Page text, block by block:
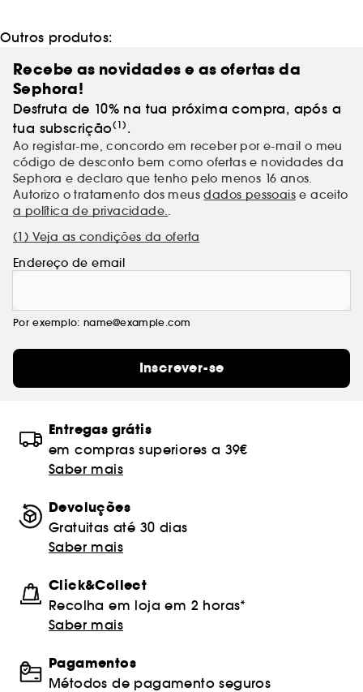
tempo para abrandar e divertir-te. Qualquer que
seja a tua velocidade, os produtos responderão não
só ás suas promessas, mas também à tua vida. A
inspiração da marca: "a beleza ao seu ritmo".
Outros produtos:
Recebe as novidades e as ofertas da
Sephora!
Desfruta de 10% na tua próxima compra, após a
tua subscrição(1) .
Ao registar-me, concordo em receber por e-mail o meu
código de desconto bem como ofertas e novidades da
Sephora e declaro que tenho pelo menos 16 anos.
Autorizo o tratamento dos meusdados pessoais e aceito
a política de privacidade..
(1) Veja as condições da oferta
Endereço de email
Por exemplo: name@example.com
Inscrever-se
Entregas grátis
em compras superiores a 39€
Saber mais
Devoluções
Gratuitas até 30 dias
Saber mais
Click&Collect
Recolha em loja em 2 horas*
Saber mais
Pagamentos
Métodos de pagamento seguros